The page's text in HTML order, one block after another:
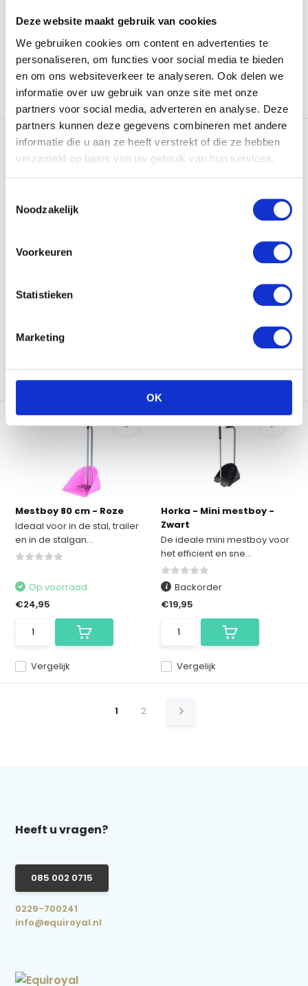
Deze website maakt gebruik van cookies
We gebruiken cookies om content en advertenties te
personaliseren, om functies voor social media te bieden
en om ons websiteverkeer te analyseren. Ook delen we
informatie over uw gebruik van onze site met onze
partners voor social media, adverteren en analyse. Deze
partners kunnen deze gegevens combineren met andere
informatie die u aan ze heeft verstrekt of die ze hebben
verzameld op basis van uw gebruik van hun services.
Noodzakelijk
Voorkeuren
Statistieken
Marketing
OK
Backorder
€19,95
Op voorraad
€24,95
Handig voor in de stal, weide,
Vergelijk
Handig voor in de stal, weide,
Vergelijk
Mestboy 80 cm - Roze
Ideaal voor in de stal, trailer
en in de stalgan...
Vergelijk
Op voorraad
€24,95
Horka - Mini mestboy -
Zwart
De ideale mini mestboy voor
het efficient en sne...
Vergelijk
Backorder
€19,95
1 2
Heeft u vragen?
085 002 0715
0229-700241
info@equiroyal.nl